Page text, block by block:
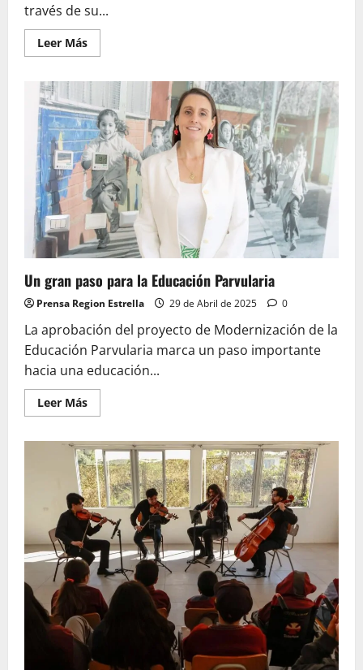
través de su...
Leer MásLeer
más
SERENA
CELEBRA
EL
DÍA
INTERNACIONAL
DE
LA
DANZA
CON
DOS
IMPERDIBLES
GALAS
FOLCLÓRICAS
Un gran paso para la Educación Parvularia
Prensa Region Estrella 29 de Abril de 2025 0
La aprobación del proyecto de Modernización de la
Educación Parvularia marca un paso importante
hacia una educación...
Leer MásLeer
más
Un
gran
paso
para
la
Educación
Parvularia